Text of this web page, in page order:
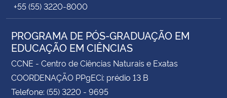
Planalto+55 (55) 3220-8000
PROGRAMA DE PÓS-GRADUAÇÃO EM
EDUCAÇÃO EM CIÊNCIAS
CCNE - Centro de Ciências Naturais e Exatas
COORDENAÇÃO PPgECi: prédio 13 B
Telefone: (55) 3220 - 9695